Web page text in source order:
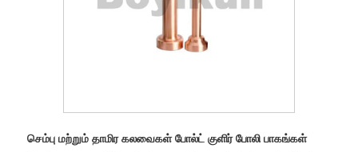
செம்பு மற்றும் தாமிர கலவைகள் போல்ட் குளிர் போலி பாகங்கள்